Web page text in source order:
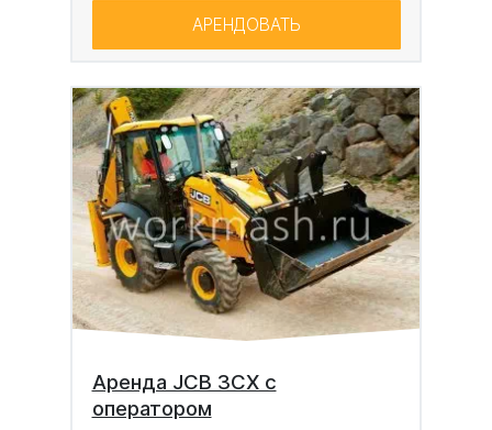
АРЕНДОВАТЬ
Аренда JCB 3CX с
оператором